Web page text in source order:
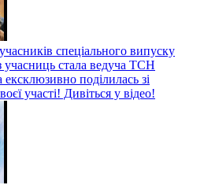
спеціального випуску
учасниць стала ведуча ТСН
поділилась зі
участі! Дивіться у відео!